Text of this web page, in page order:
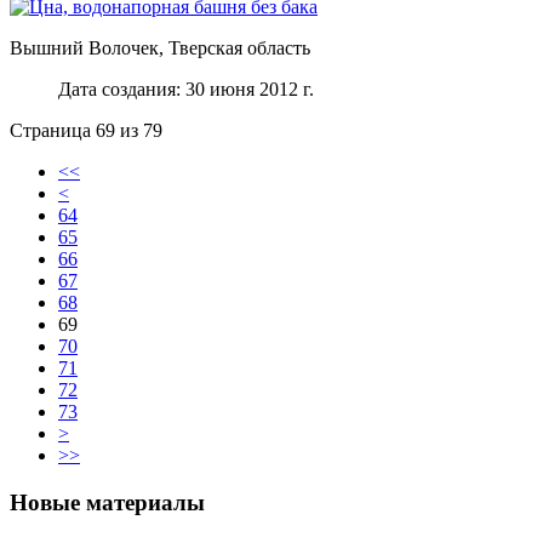
Вышний Волочек, Тверская область
Дата создания: 30 июня 2012 г.
Страница 69 из 79
<<
<
64
65
66
67
68
69
70
71
72
73
>
>>
Новые материалы